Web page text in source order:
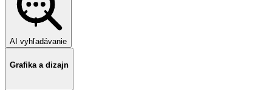
AI vyhľadávanie
Grafika a dizajn